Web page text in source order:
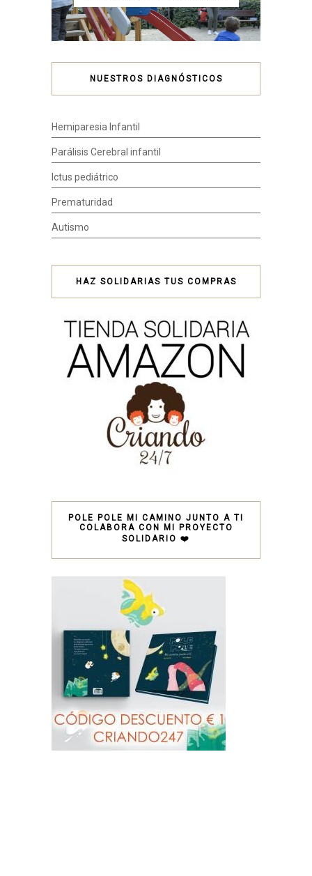
NUESTROS DIAGNÓSTICOS
Hemiparesia Infantil
Parálisis Cerebral infantil
Ictus pediátrico
Prematuridad
Autismo
HAZ SOLIDARIAS TUS COMPRAS
POLE POLE MI CAMINO JUNTO A TI
COLABORA CON MI PROYECTO
SOLIDARIO ❤️